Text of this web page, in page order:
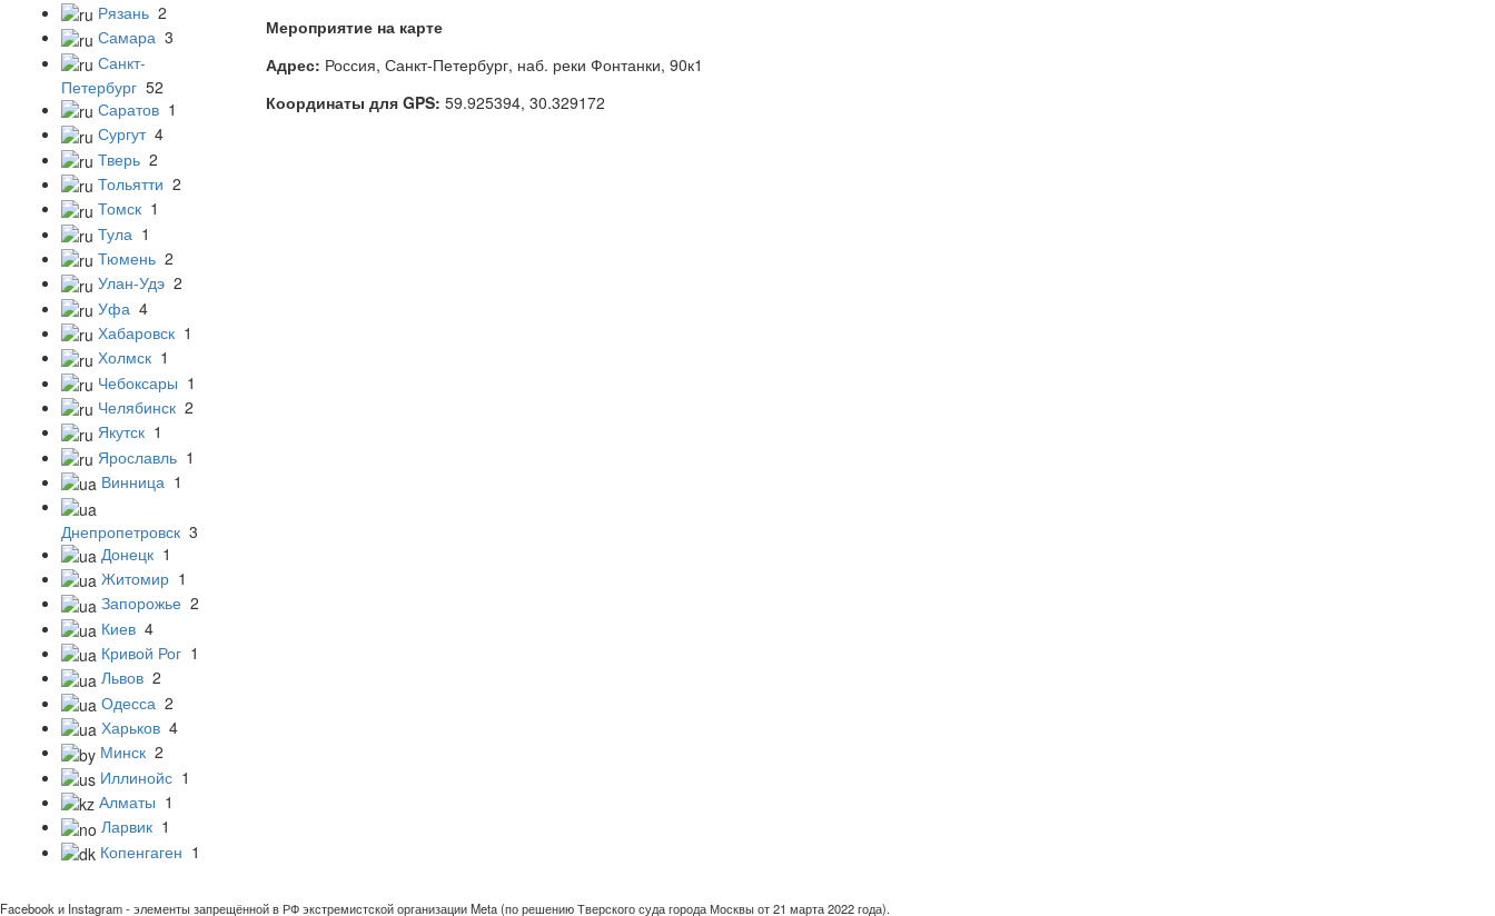
Рязань 2
Самара 3
Санкт-
Петербург 52
Саратов 1
Сургут 4
Тверь 2
Тольятти 2
Томск 1
Тула 1
Тюмень 2
Улан-Удэ 2
Уфа 4
Хабаровск 1
Холмск 1
Чебоксары 1
Челябинск 2
Якутск 1
Ярославль 1
Винница 1
Днепропетровск 3
Донецк 1
Житомир 1
Запорожье 2
Киев 4
Кривой Рог 1
Львов 2
Одесса 2
Харьков 4
Минск 2
Иллинойс 1
Алматы 1
Ларвик 1
Копенгаген 1
Мероприятие на карте
Адрес: Россия, Санкт-Петербург, наб. реки Фонтанки, 90к1
Координаты для GPS: 59.925394, 30.329172
Facebook и Instagram - элементы запрещённой в РФ экстремистской организации Meta (по решению Тверского суда города Москвы от 21 марта 2022 года).